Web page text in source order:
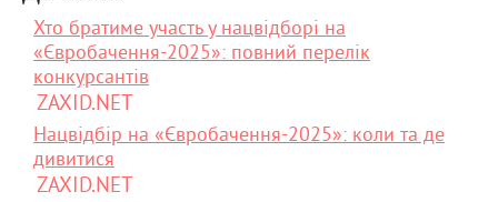
Хто братиме участь у нацвідборі на
«Євробачення-2025»: повний перелік
конкурсантів
ZAXID.NET
Нацвідбір на «Євробачення-2025»: коли та де
дивитися
ZAXID.NET